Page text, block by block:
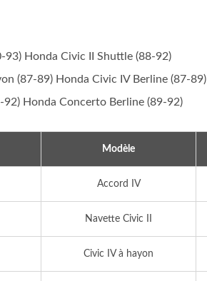
93) Honda Civic II Shuttle (88-92)
(87-89) Honda Civic IV Berline (87-89)
92) Honda Concerto Berline (89-92)
Modèle
Accord IV
Navette Civic II
Civic IV à hayon